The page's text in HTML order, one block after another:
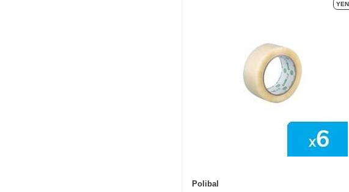
YENI
Polibal